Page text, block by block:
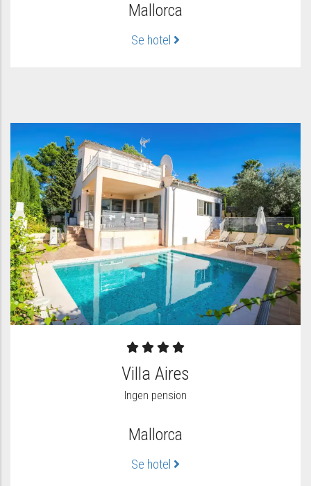
Mallorca
Se hotel
Villa Aires
Ingen pension
Mallorca
Se hotel